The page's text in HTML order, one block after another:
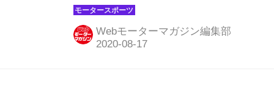
のルイス・ハミルトンが優勝。2位に
はレッドブル・ホンダのマックス・フ
ェルスタッペン、3位にメルセデス
Webモーターマガジン編集部